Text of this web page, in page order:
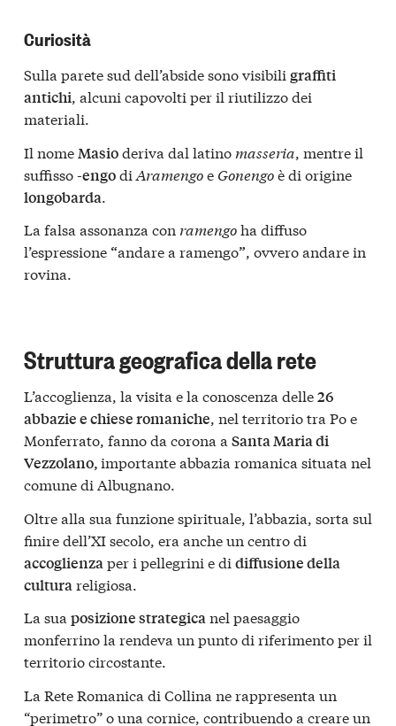
Curiosità
Sulla parete sud dell’abside sono visibili graffiti
antichi, alcuni capovolti per il riutilizzo dei
materiali.
Il nomeMasioderiva dal latino masseria, mentre il
suffisso-engodi Aramengoe Gonengoè di origine
longobarda.
La falsa assonanza con ramengoha diffuso
l’espressione “andare a ramengo”, ovvero andare in
rovina.
Struttura geografica della rete
L’accoglienza, la visita e la conoscenza delle26
abbazie e chiese romaniche, nel territorio tra Po e
Monferrato, fanno da corona a Santa Maria di
Vezzolano,importante abbazia romanica situata nel
comune di Albugnano.
Oltre alla sua funzione spirituale, l’abbazia, sorta sul
finire dell’XI secolo, era anche un centro di
accoglienzaper i pellegrini e di diffusione della
culturareligiosa.
La sua posizione strategicanel paesaggio
monferrino la rendeva un punto di riferimento per il
territorio circostante.
La Rete Romanica di Collina ne rappresenta un
“perimetro” o una cornice, contribuendo a creare un